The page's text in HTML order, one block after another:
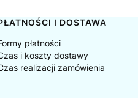
I DOSTAWA
płatności
i koszty dostawy
realizacji zamówienia